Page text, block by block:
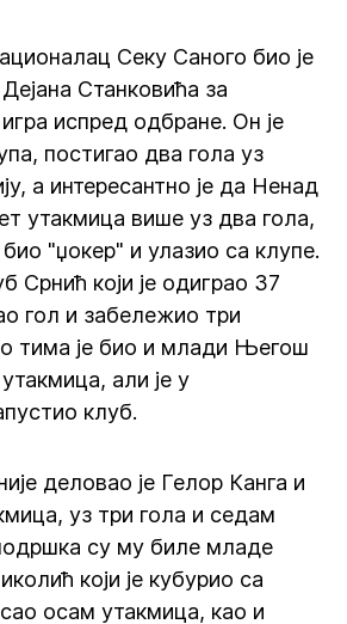
Секу Саного био је
Станковића за
испред одбране. Он је
постигао два гола уз
а интересантно је да Ненад
утакмица више уз два гола,
"џокер" и улазио са клупе.
Срнић који је одиграо 37
гол и забележио три
тима је био и млади Његош
али је у
клуб.
деловао је Гелор Канга и
уз три гола и седам
су му биле младе
који је кубурио са
осам утакмица, као и